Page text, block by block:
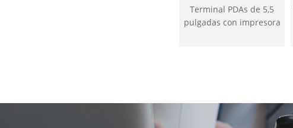
Terminal PDAs de 5,5
pulgadas con impresora